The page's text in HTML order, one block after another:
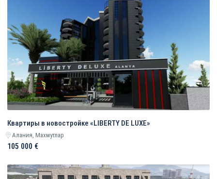
Квартиры в новостройке «LIBERTY DE LUXE»
Алания, Махмутлар
105 000 €